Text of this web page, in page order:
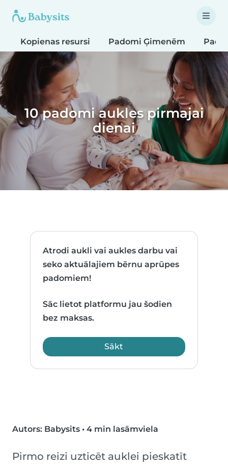
Kopienas resursi Padomi Ģimenēm
10 padomi aukles pirmajai
dienai
Atrodi aukli vai aukles darbu vai
seko aktuālajiem bērnu aprūpes
padomiem!
Sāc lietot platformu jau šodien
bez maksas.
Sākt
Autors: Babysits • 4 min lasāmviela
Pirmo reizi uzticēt auklei pieskatīt